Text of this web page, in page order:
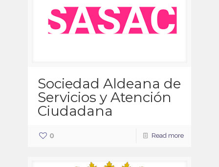
Sociedad Aldeana de
Servicios y Atención
Ciudadana
0 Read more